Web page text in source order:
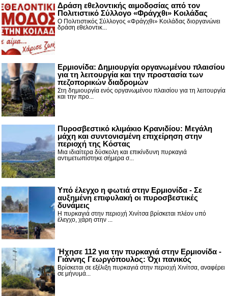
Δράση εθελοντικής αιμοδοσίας από τον
Πολιτιστικό Σύλλογο «Φράγχθι» Κοιλάδας
Ο Πολιτιστικός Σύλλογος «Φράγχθι» Κοιλάδας διοργανώνει
δράση εθελοντικ...
Ερμιονίδα: Δημιουργία οργανωμένου πλαισίου
για τη λειτουργία και την προστασία των
πεζοπορικών διαδρομών
Στη δημιουργία ενός οργανωμένου πλαισίου για τη λειτουργία
και την προ...
Πυροσβεστικό κλιμάκιο Κρανιδίου: Μεγάλη
μάχη και συντονισμένη επιχείρηση στην
περιοχή της Κόστας
Μια ιδιαίτερα δύσκολη και επικίνδυνη πυρκαγιά
αντιμετωπίστηκε σήμερα σ...
Υπό έλεγχο η φωτιά στην Ερμιονίδα - Σε
αυξημένη επιφυλακή οι πυροσβεστικές
δυνάμεις
Η πυρκαγιά στην περιοχή Χινίτσα βρίσκεται πλέον υπό
έλεγχο, χάρη στην ...
Ήχησε 112 για την πυρκαγιά στην Ερμιονίδα -
Γιάννης Γεωργόπουλος: Όχι πανικός
Βρίσκεται σε εξέλιξη πυρκαγιά στην περιοχή Χινίτσα, αναφέρει
σε μήνυμά...